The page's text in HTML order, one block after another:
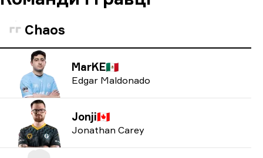
Chaos
MarKE🇲🇽
Edgar Maldonado
Jonji🇨🇦
Jonathan Carey